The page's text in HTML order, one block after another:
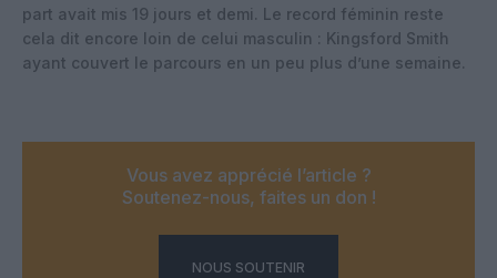
part avait mis 19 jours et demi. Le record féminin reste
cela dit encore loin de celui masculin : Kingsford Smith
ayant couvert le parcours en un peu plus d’une semaine.
Vous avez apprécié l’article ?
Soutenez-nous, faites un don !
NOUS SOUTENIR